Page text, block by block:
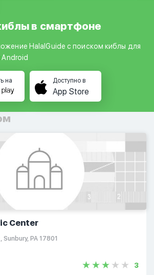
в смартфоне
HalalGuide с поиском киблы для
Android
на Доступно в
App Store
Center
PA 17801
3